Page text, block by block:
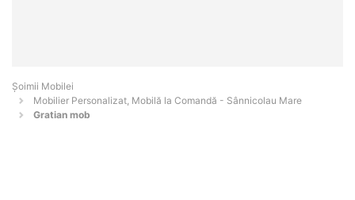
Șoimii Mobilei
Mobilier Personalizat, Mobilă la Comandă - Sânnicolau Mare
Gratian mob